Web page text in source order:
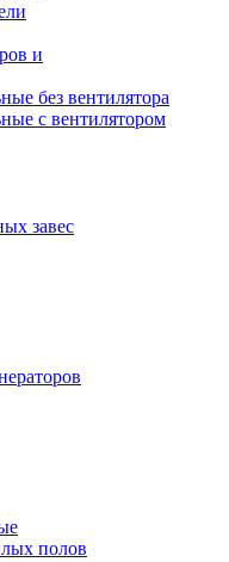
и
без вентилятора
с вентилятором
завес
полов